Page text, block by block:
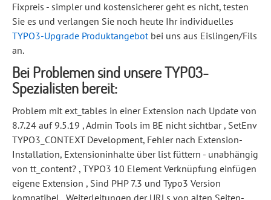
Fixpreis - simpler und kostensicherer geht es nicht, testen
Sie es und verlangen Sie noch heute Ihr individuelles
TYPO3-Upgrade Produktangebotbei uns aus Eislingen/Fils
an.
Bei Problemen sind unsere TYPO3-
Spezialisten bereit:
Problem mit ext_tables in einer Extension nach Update von
8.7.24 auf 9.5.19 , Admin Tools im BE nicht sichtbar , SetEnv
TYPO3_CONTEXT Development, Fehler nach Extension-
Installation, Extensioninhalte über list füttern - unabhängig
von tt_content? , TYPO3 10 Element Verknüpfung einfügen
eigene Extension , Sind PHP 7.3 und Typo3 Version
kompatibel , Weiterleitungen der URLs von alten Seiten-